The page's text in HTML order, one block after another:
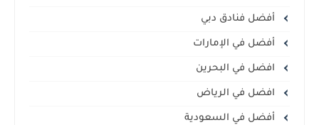
أفضل فنادق دبي
أفضل في الإمارات
افضل في البحرين
افضل في الرياض
أفضل في السعودية